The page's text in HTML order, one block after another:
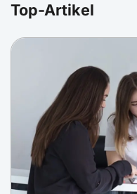
Top-Artikel